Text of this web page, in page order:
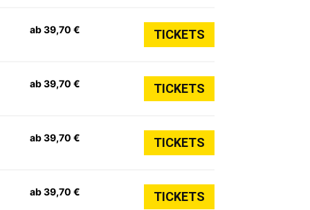
ab 39,70 € TICKETS
ab 39,70 € TICKETS
ab 39,70 € TICKETS
ab 39,70 € TICKETS